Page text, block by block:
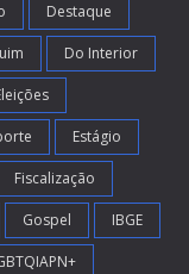
Destaque
Do Interior
Estágio
Fiscalização
Gospel IBGE